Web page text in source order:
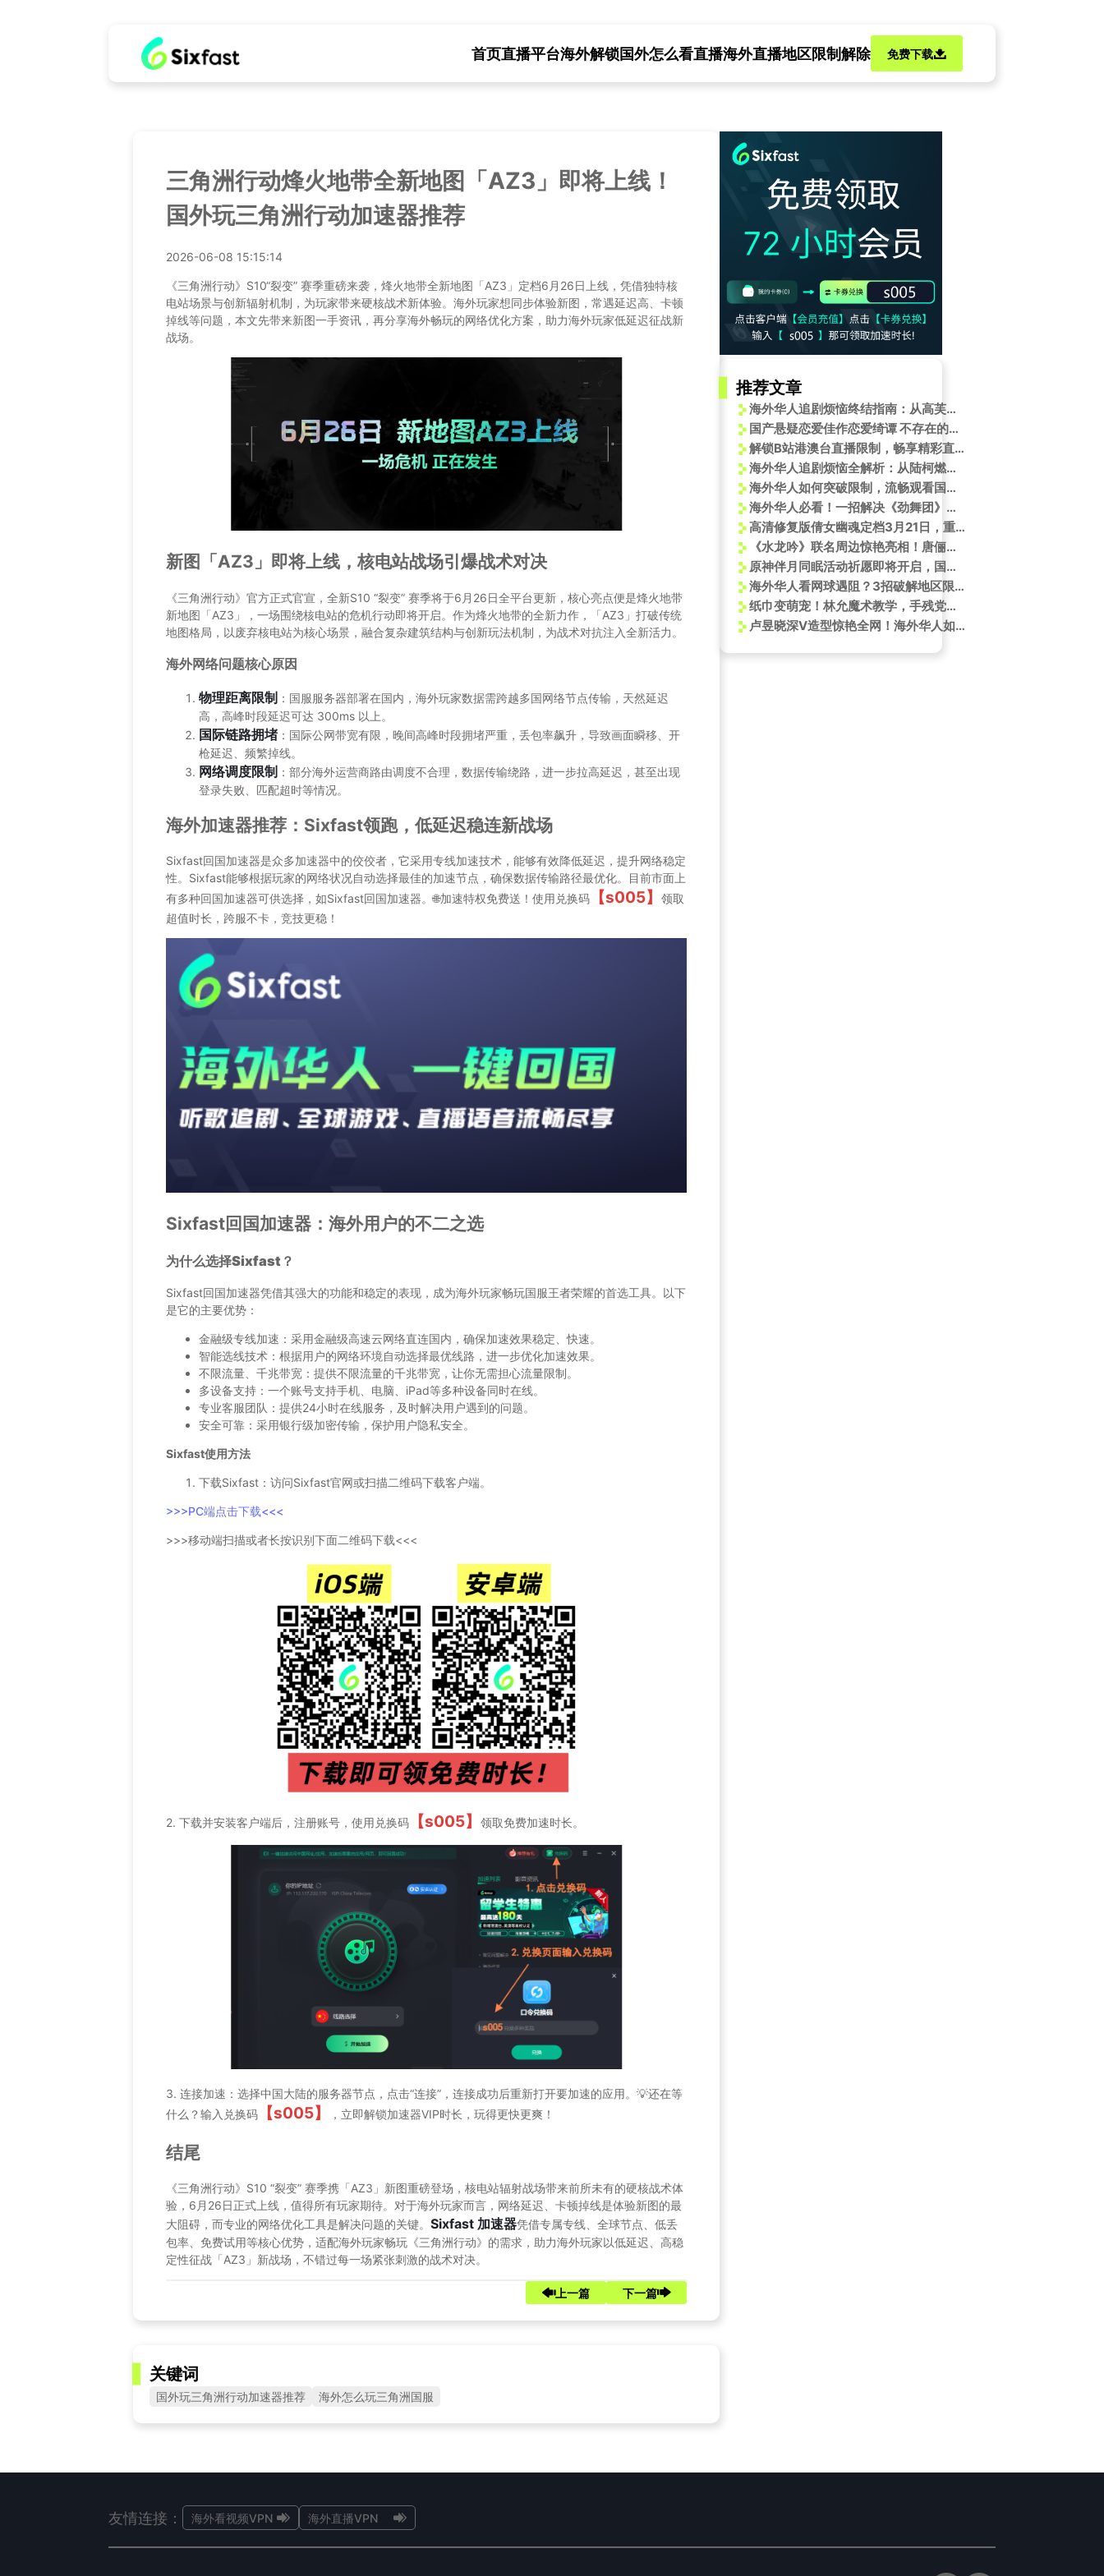
首页直播平台海外解锁国外怎么看直播海外直播地区限制解除 免费下载
三角洲行动烽火地带全新地图「AZ3」即将上线！
国外玩三角洲行动加速器推荐
2026-06-08 15:15:14
《三角洲行动》S10“裂变” 赛季重磅来袭，烽火地带全新地图「AZ3」定档6月26日上线，凭借独特核
电站场景与创新辐射机制，为玩家带来硬核战术新体验。海外玩家想同步体验新图，常遇延迟高、卡顿
掉线等问题，本文先带来新图一手资讯，再分享海外畅玩的网络优化方案，助力海外玩家低延迟征战新
战场。
新图「AZ3」即将上线，核电站战场引爆战术对决
《三角洲行动》官方正式官宣，全新S10 “裂变” 赛季将于6月26日全平台更新，核心亮点便是烽火地带
新地图「AZ3」，一场围绕核电站的危机行动即将开启。作为烽火地带的全新力作，「AZ3」打破传统
地图格局，以废弃核电站为核心场景，融合复杂建筑结构与创新玩法机制，为战术对抗注入全新活力。
海外网络问题核心原因
物理距离限制 ：国服服务器部署在国内，海外玩家数据需跨越多国网络节点传输，天然延迟
高，高峰时段延迟可达 300ms 以上。
国际链路拥堵：国际公网带宽有限，晚间高峰时段拥堵严重，丢包率飙升，导致画面瞬移、开
枪延迟、频繁掉线。
网络调度限制 ：部分海外运营商路由调度不合理，数据传输绕路，进一步拉高延迟，甚至出现
登录失败、匹配超时等情况。
海外加速器推荐：Sixfast领跑，低延迟稳连新战场
Sixfast回国加速器是众多加速器中的佼佼者，它采用专线加速技术，能够有效降低延迟，提升网络稳定
性。Sixfast能够根据玩家的网络状况自动选择最佳的加速节点，确保数据传输路径最优化。目前市面上
有多种回国加速器可供选择，如Sixfast回国加速器。🌐加速特权免费送！使用兑换码
【s005】
领取
超值时长，跨服不卡，竞技更稳！
Sixfast回国加速器：海外用户的不二之选
为什么选择Sixfast？
Sixfast回国加速器凭借其强大的功能和稳定的表现，成为海外玩家畅玩国服王者荣耀的首选工具。以下
是它的主要优势：
金融级专线加速：采用金融级高速云网络直连国内，确保加速效果稳定、快速。
智能选线技术：根据用户的网络环境自动选择最优线路，进一步优化加速效果。
不限流量、千兆带宽：提供不限流量的千兆带宽，让你无需担心流量限制。
多设备支持：一个账号支持手机、电脑、iPad等多种设备同时在线。
专业客服团队：提供24小时在线服务，及时解决用户遇到的问题。
安全可靠：采用银行级加密传输，保护用户隐私安全。
Sixfast使用方法
下载Sixfast：访问Sixfast官网或扫描二维码下载客户端。
>>>PC端点击下载<<<
>>>移动端扫描或者长按识别下面二维码下载<<<
2. 下载并安装客户端后，注册账号，使用兑换码 【s005】 领取免费加速时长。
3. 连接加速：选择中国大陆的服务器节点，点击“连接”，连接成功后重新打开要加速的应用。💡还在等
什么？输入兑换码
【s005】 ，立即解锁加速器VIP时长，玩得更快更爽！
结尾
《三角洲行动》S10 “裂变” 赛季携「AZ3」新图重磅登场，核电站辐射战场带来前所未有的硬核战术体
验，6月26日正式上线，值得所有玩家期待。对于海外玩家而言，网络延迟、卡顿掉线是体验新图的最
大阻碍，而专业的网络优化工具是解决问题的关键。 Sixfast 加速器凭借专属专线、全球节点、低丢
包率、免费试用等核心优势，适配海外玩家畅玩《三角洲行动》的需求，助力海外玩家以低延迟、高稳
定性征战「AZ3」新战场，不错过每一场紧张刺激的战术对决。
上一篇 下一篇
关键词
国外玩三角洲行动加速器推荐 海外怎么玩三角洲国服
推荐文章
海外华人追剧烦恼终结指南：从高芙感谢中国粉丝看如何突破地区限制
国产悬疑恋爱佳作恋爱绮谭 不存在的真相Switch版5月29日发售
解锁B站港澳台直播限制，畅享精彩直播！
海外华人追剧烦恼全解析：从陆柯燃喊话高芙看如何破解地区限制
海外华人如何突破限制，流畅观看国乒巅峰对决？3个实用技巧分享
海外华人必看！一招解决《劲舞团》等国内音游卡顿问题
高清修复版倩女幽魂定档3月21日，重温经典人鬼情
《水龙吟》联名周边惊艳亮相！唐俪辞手办带你纵游玄侠世界
原神伴月同眠活动祈愿即将开启，国外玩家玩原神国服网络问题如何解决？
海外华人看网球遇阻？3招破解地区限制，轻松追ATP杭州公开赛！
纸巾变萌宠！林允魔术教学，手残党也能轻松get同款惊喜
卢昱晓深V造型惊艳全网！海外华人如何突破限制追星看剧？
友情连接： 海外看视频VPN 海外直播VPN